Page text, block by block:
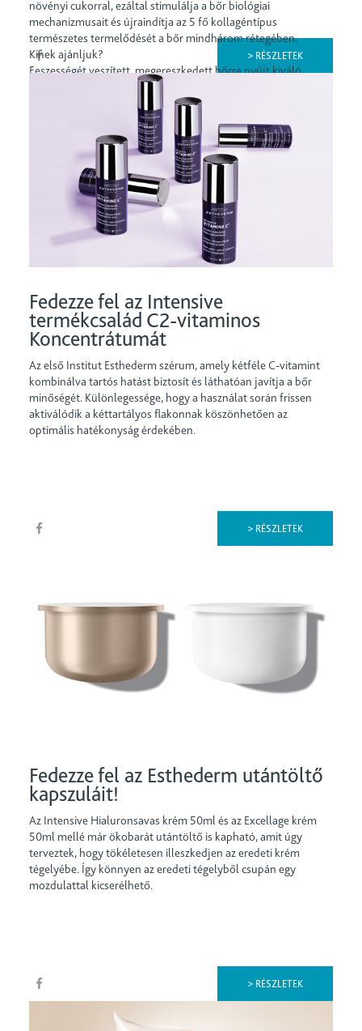
növényi cukorral, ezáltal stimulálja a bőr biológiai
mechanizmusait és újraindítja az 5 fő kollagéntípus
természetes termelődését a bőr mindhárom rétegében.
Kinek ajánljuk?
Feszességét veszített, megereszkedett bőrre nyújt kiváló
megoldást, puhaságot, rugalmasságot biztosítva, miközben
növeli a bőr mechanikai ellenállóképességét. Érzéki illata,
textúrája, klinikailag bizonyított hatékonysága támasztja alá
Használata:
A szérumot és a krémet nappali és esti rutinban egyaránt
alkalmazzuk, 2 hónapos intenzív programként, a maximális
hatás elérése érdekében.
> RÉSZLETEK
Fedezze fel az Intensive
termékcsalád C2-vitaminos
Koncentrátumát
Az első Institut Esthederm szérum, amely kétféle C-vitamint
kombinálva tartós hatást biztosít és láthatóan javítja a bőr
minőségét. Különlegessége, hogy a használat során frissen
aktiválódik a kéttartályos flakonnak köszönhetően az
optimális hatékonyság érdekében.
> RÉSZLETEK
Fedezze fel az Esthederm utántöltő
kapszuláit!
Az Intensive Hialuronsavas krém 50ml és az Excellage krém
50ml mellé már ökobarát utántöltő is kapható, amit úgy
terveztek, hogy tökéletesen illeszkedjen az eredeti krém
tégelyébe. Így könnyen az eredeti tégelyből csupán egy
mozdulattal kicserélhető.
> RÉSZLETEK